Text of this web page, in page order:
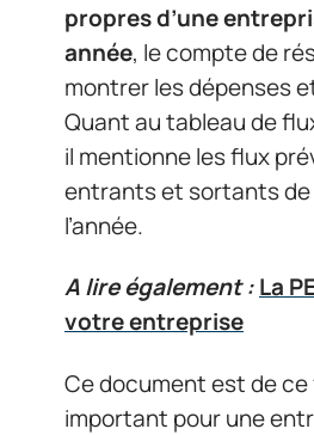
propres d’une
année, le compte de
montrer les dépenses
Quant au tableau de
il mentionne les flux
entrants et sortants
l’année.
A lire également :La
votre entreprise
Ce document est de
important pour une